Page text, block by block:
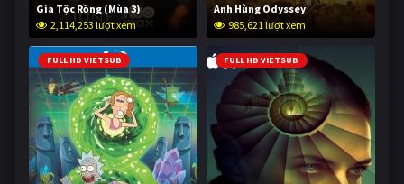
Gia Tộc Rồng (Mùa 3)
2,114,253 lượt xem
Anh Hùng Odyssey
985,621 lượt xem
FULL HD VIETSUB FULL HD VIETSUB